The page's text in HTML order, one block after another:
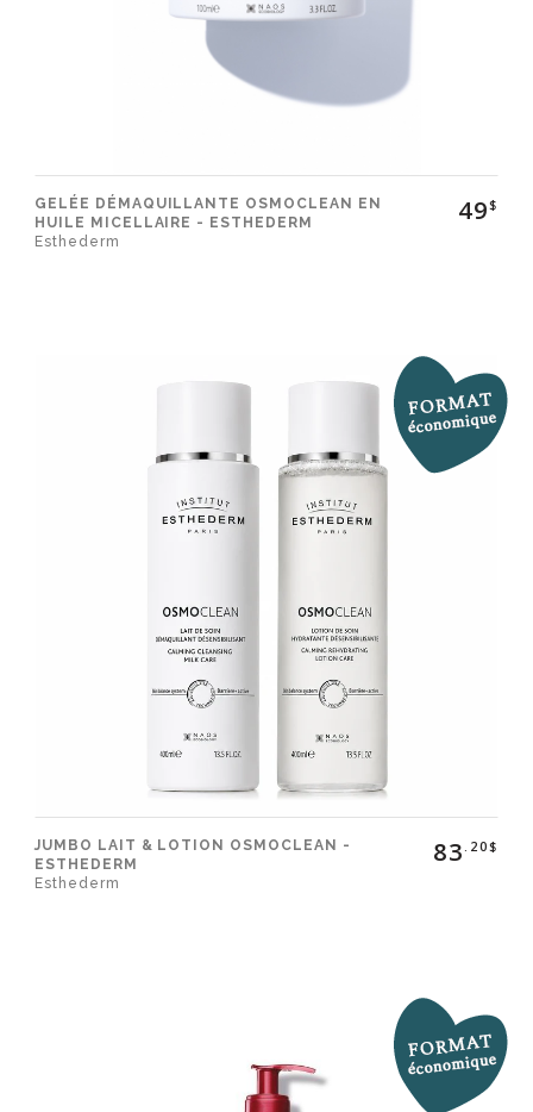
GELÉE DÉMAQUILLANTE OSMOCLEAN EN
HUILE MICELLAIRE - ESTHEDERM
Esthederm
49$
JUMBO LAIT & LOTION OSMOCLEAN -
ESTHEDERM
Esthederm
83 .20$
Social
Facebook